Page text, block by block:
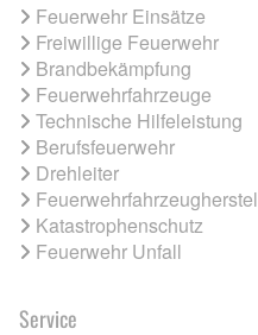
Feuerwehr Einsätze
Freiwillige Feuerwehr
Brandbekämpfung
Feuerwehrfahrzeuge
Technische Hilfeleistung
Berufsfeuerwehr
Drehleiter
Katastrophenschutz
Feuerwehr Unfall
Service